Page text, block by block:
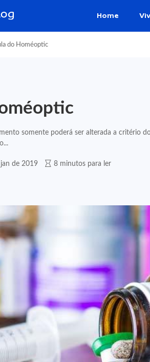
Home
do Homéoptic
somente poderá ser alterada a critério
de 2019 8 minutos para ler